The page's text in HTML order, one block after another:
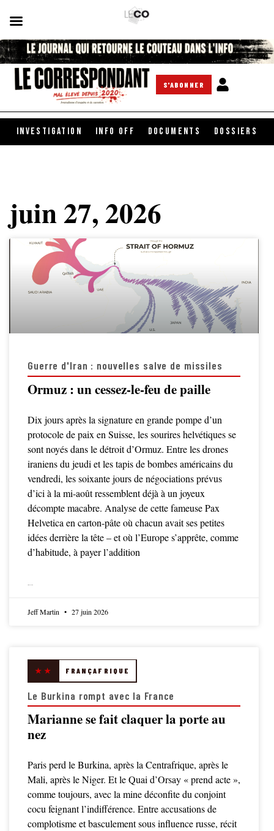
S'ABONNER
INVESTIGATION INFO OFF DOCUMENTS DOSSIERS
juin 27, 2026
Guerre d'Iran : nouvelles salve de missiles
Ormuz : un cessez-le-feu de paille
Dix jours après la signature en grande pompe d’un
protocole de paix en Suisse, les sourires helvétiques se
sont noyés dans le détroit d’Ormuz. Entre les drones
iraniens du jeudi et les tapis de bombes américains du
vendredi, les soixante jours de négociations prévus
d’ici à la mi-août ressemblent déjà à un joyeux
décompte macabre. Analyse de cette fameuse Pax
Helvetica en carton-pâte où chacun avait ses petites
idées derrière la tête – et où l’Europe s’apprête, comme
d’habitude, à payer l’addition
Jeff Martin 27 juin 2026
★★ FRANÇAFRIQUE
Le Burkina rompt avec la France
Marianne se fait claquer la porte au
nez
Paris perd le Burkina, après la Centrafrique, après le
Mali, après le Niger. Et le Quai d’Orsay « prend acte »,
comme toujours, avec la mine déconfite du conjoint
cocu feignant l’indifférence. Entre accusations de
complotisme et basculement sous influence russe, récit